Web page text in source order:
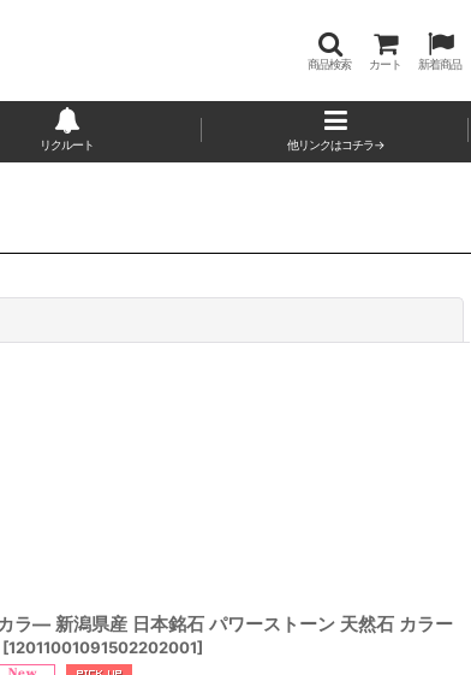
商品検索 カート 新着商品
リクルート 他リンクはコチラ→
ラ― 新潟県産 日本銘石 パワーストーン 天然石 カラー
[12011001091502202001]